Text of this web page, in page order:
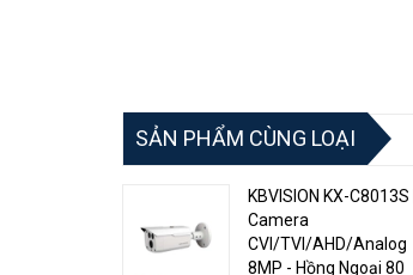
SẢN PHẨM CÙNG LOẠI
KBVISION KX-C8013S |
Camera
CVI/TVI/AHD/Analog
8MP - Hồng Ngoại 80